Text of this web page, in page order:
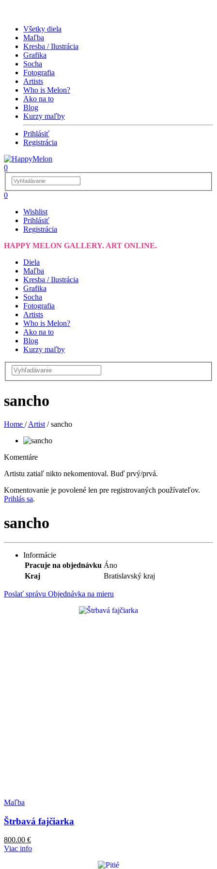
Všetky diela
Maľba
Kresba / Ilustrácia
Grafika
Socha
Fotografia
Artists
Who is Melon?
Ako na to
Blog
Kurzy maľby
Prihlásiť
Registrácia
0
0
Wishlist
Prihlásiť
Registrácia
HAPPY MELON GALLERY. ART ONLINE.
Diela
Maľba
Kresba / Ilustrácia
Grafika
Socha
Fotografia
Artists
Who is Melon?
Ako na to
Blog
Kurzy maľby
sancho
Home / Artist /sancho
Komentáre
Artistu zatiaľ nikto nekomentoval. Buď prvý/prvá.
Komentovanie je povolené len pre registrovaných používateľov.
Prihlás sa.
sancho
Informácie
Pracuje na objednávku Áno
Kraj
Bratislavský kraj
Poslať správu Objednávka na mieru
Maľba
Štrbavá fajčiarka
800.00 €
Viac info